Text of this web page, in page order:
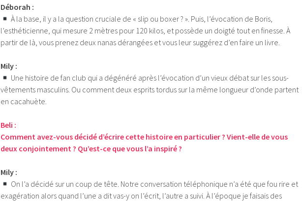
Déborah :
À la base, il y a la question cruciale de « slip ou boxer ? ». Puis, l’évocation de Boris,
l’esthéticienne, qui mesure 2 mètres pour 120 kilos, et possède un doigté tout en finesse. À
partir de là, vous prenez deux nanas dérangées et vous leur suggérez d’en faire un livre.
Mily :
Une histoire de fan club qui a dégénéré après l’évocation d’un vieux débat sur les sous-
vêtements masculins. Ou comment deux esprits tordus sur la même longueur d’onde partent
en cacahuète.
Beli :
Comment avez-vous décidé d’écrire cette histoire en particulier ? Vient-elle de vous
deux conjointement ? Qu’est-ce que vous l’a inspiré ?
Mily :
On l’a décidé sur un coup de tête. Notre conversation téléphonique n’a été que fou rire et
exagération alors quand l’une a dit vas-y on l’écrit, l’autre a suivi. À l’époque je faisais des